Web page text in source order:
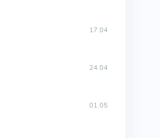
17.04
24.04
01.05